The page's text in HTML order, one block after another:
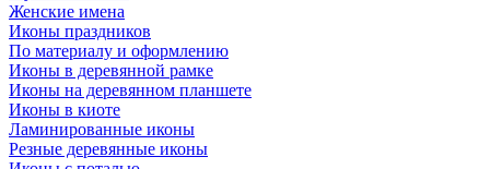
Женские имена
Иконы праздников
По материалу и оформлению
Иконы в деревянной рамке
Иконы на деревянном планшете
Иконы в киоте
Ламинированные иконы
Резные деревянные иконы